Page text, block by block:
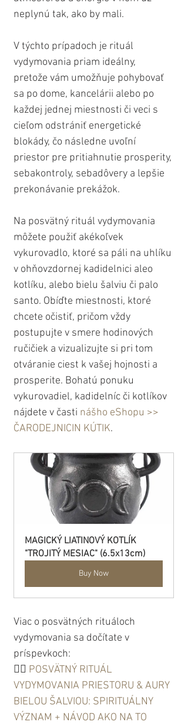
neplynú tak, ako by mali.
V týchto prípadoch je rituál
vydymovania priam ideálny,
pretože vám umožňuje pohybovať
sa po dome, kancelárii alebo po
každej jednej miestnosti či veci s
cieľom odstrániť energetické
blokády, čo následne uvoľní
priestor pre pritiahnutie prosperity,
sebakontroly, sebadôvery a lepšie
prekonávanie prekážok.
Na posvätný rituál vydymovania
môžete použiť akékoľvek
vykurovadlo, ktoré sa páli na uhlíku
v ohňovzdornej kadidelnici aleo
kotlíku, alebo bielu šalviu či palo
santo. Obíďte miestnosti, ktoré
chcete očistiť, pričom vždy
postupujte v smere hodinových
ručičiek a vizualizujte si pri tom
otváranie ciest k vašej hojnosti a
prosperite. Bohatú ponuku
vykurovadiel, kadidelníc či kotlíkov
nájdete v časti nášho eShopu >>
ČARODEJNICIN KÚTIK.
MAGICKÝ LIATINOVÝ KOTLÍK
"TROJITÝ MESIAC" (6.5x13cm)
Buy Now
Viac o posvätných rituáloch
vydymovania sa dočítate v
príspevkoch:
👉🏼 POSVÄTNÝ RITUÁL
VYDYMOVANIA PRIESTORU & AURY
BIELOU ŠALVIOU: SPIRITUÁLNY
VÝZNAM + NÁVOD AKO NA TO